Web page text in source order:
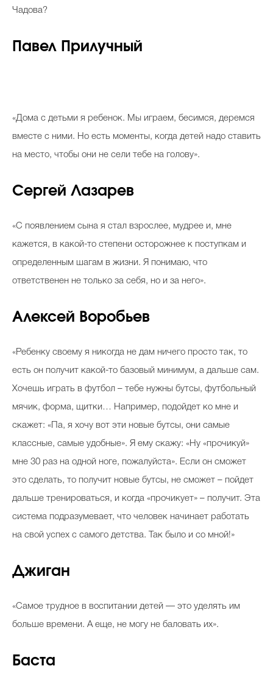
Чадова?
Павел Прилучный
«Дома с детьми я ребенок. Мы играем, бесимся, деремся
вместе с ними. Но есть моменты, когда детей надо ставить
на место, чтобы они не сели тебе на голову».
Сергей Лазарев
«С появлением сына я стал взрослее, мудрее и, мне
кажется, в какой-то степени осторожнее к поступкам и
определенным шагам в жизни. Я понимаю, что
ответственен не только за себя, но и за него».
Алексей Воробьев
«Ребенку своему я никогда не дам ничего просто так, то
есть он получит какой-то базовый минимум, а дальше сам.
Хочешь играть в футбол – тебе нужны бутсы, футбольный
мячик, форма, щитки… Например, подойдет ко мне и
скажет: «Па, я хочу вот эти новые бутсы, они самые
классные, самые удобные». Я ему скажу: «Ну «прочикуй»
мне 30 раз на одной ноге, пожалуйста». Если он сможет
это сделать, то получит новые бутсы, не сможет – пойдет
дальше тренироваться, и когда «прочикует» – получит. Эта
система подразумевает, что человек начинает работать
на свой успех с самого детства. Так было и со мной!»
Джиган
«Самое трудное в воспитании детей — это уделять им
больше времени. А еще, не могу не баловать их».
Баста